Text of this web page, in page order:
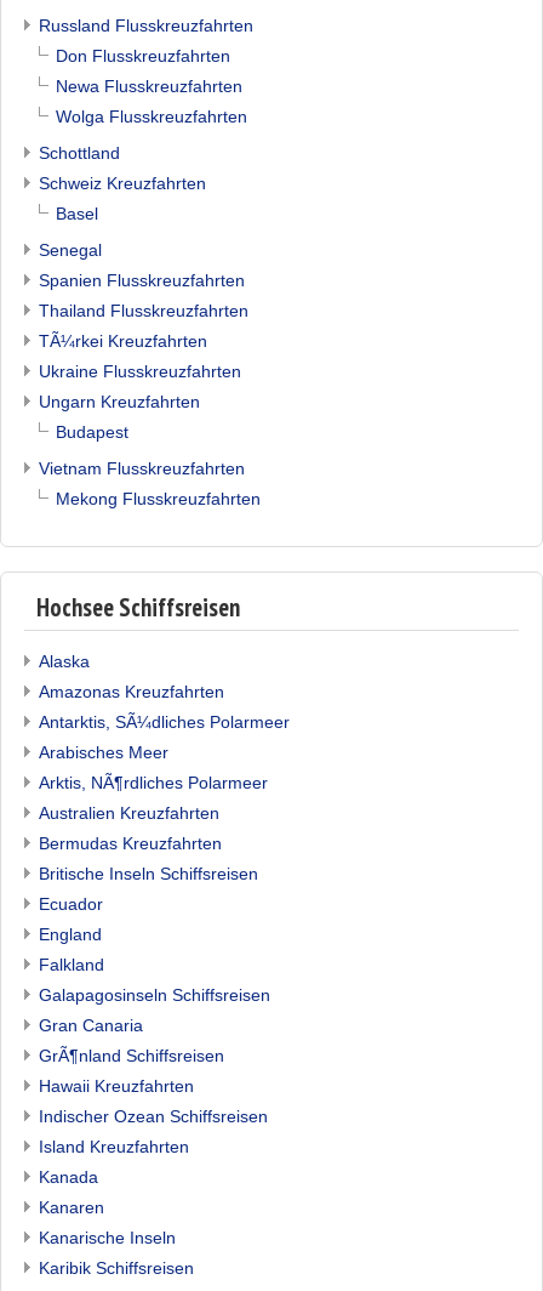
Russland Flusskreuzfahrten
Don Flusskreuzfahrten
Newa Flusskreuzfahrten
Wolga Flusskreuzfahrten
Schottland
Schweiz Kreuzfahrten
Basel
Senegal
Spanien Flusskreuzfahrten
Thailand Flusskreuzfahrten
TÃ¼rkei Kreuzfahrten
Ukraine Flusskreuzfahrten
Ungarn Kreuzfahrten
Budapest
Vietnam Flusskreuzfahrten
Mekong Flusskreuzfahrten
Hochsee Schiffsreisen
Alaska
Amazonas Kreuzfahrten
Antarktis, SÃ¼dliches Polarmeer
Arabisches Meer
Arktis, NÃ¶rdliches Polarmeer
Australien Kreuzfahrten
Bermudas Kreuzfahrten
Britische Inseln Schiffsreisen
Ecuador
England
Falkland
Galapagosinseln Schiffsreisen
Gran Canaria
GrÃ¶nland Schiffsreisen
Hawaii Kreuzfahrten
Indischer Ozean Schiffsreisen
Island Kreuzfahrten
Kanada
Kanaren
Kanarische Inseln
Karibik Schiffsreisen